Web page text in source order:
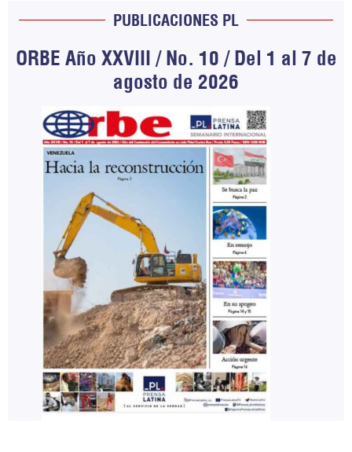
PUBLICACIONES PL
ORBE Año XXVIII / No. 10 / Del 1 al 7 de
agosto de 2026